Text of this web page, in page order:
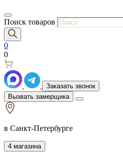
Поиск товаров
0
0
Заказать звонок
Вызвать замерщика
в Санкт-Петербурге
4 магазина